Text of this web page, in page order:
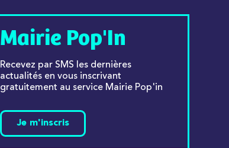
Mairie Pop'In
Recevez par SMS les dernières
actualités en vous inscrivant
gratuitement au service Mairie Pop'in
Je m'inscris